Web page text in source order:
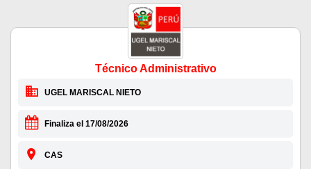
Técnico Administrativo
UGEL MARISCAL NIETO
Finaliza el 17/08/2026
CAS